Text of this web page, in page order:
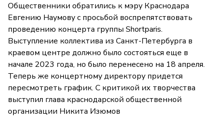
Общественники обратились к мэру Краснодара
Евгению Наумову с просьбой воспрепятствовать
проведению концерта группы Shortparis.
Выступление коллектива из Санкт-Петербурга в
краевом центре должно было состояться еще в
начале 2023 года, но было перенесено на 18 апреля.
Теперь же концертному директору придется
пересмотреть график. С критикой их творчества
выступил глава краснодарской общественной
организации Никита Изюмов